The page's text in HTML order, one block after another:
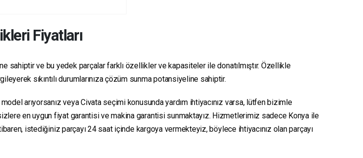
Fiyatları
sahiptir ve bu yedek parçalar farklı özellikler ve kapasiteler ile donatılmıştır. Özellikle
sıkıntılı durumlarınıza çözüm sunma potansiyeline sahiptir.
arıyorsanız veya Civata seçimi konusunda yardım ihtiyacınız varsa, lütfen bizimle
en uygun fiyat garantisi ve makina garantisi sunmaktayız. Hizmetlerimiz sadece Konya ile
istediğiniz parçayı 24 saat içinde kargoya vermekteyiz, böylece ihtiyacınız olan parçayı